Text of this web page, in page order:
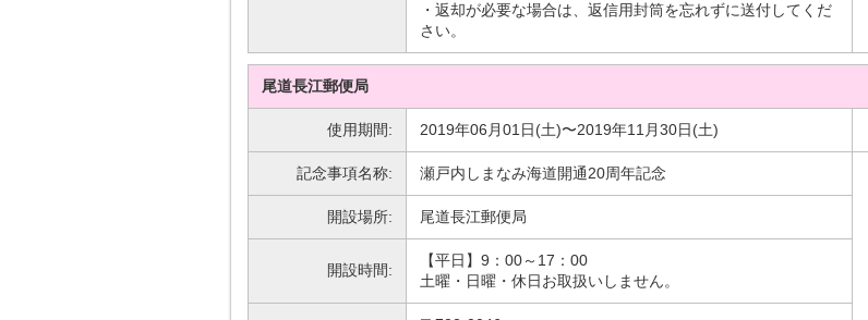
・返却が必要な場合は、返信用封筒を忘れずに送付してくだ
さい。
尾道長江郵便局
使用期間: 2019年06月01日(土)〜2019年11月30日(土)
記念事項名称: 瀬戸内しまなみ海道開通20周年記念
開設場所: 尾道長江郵便局
開設時間:
【平日】9：00～17：00
土曜・日曜・休日お取扱いしません。